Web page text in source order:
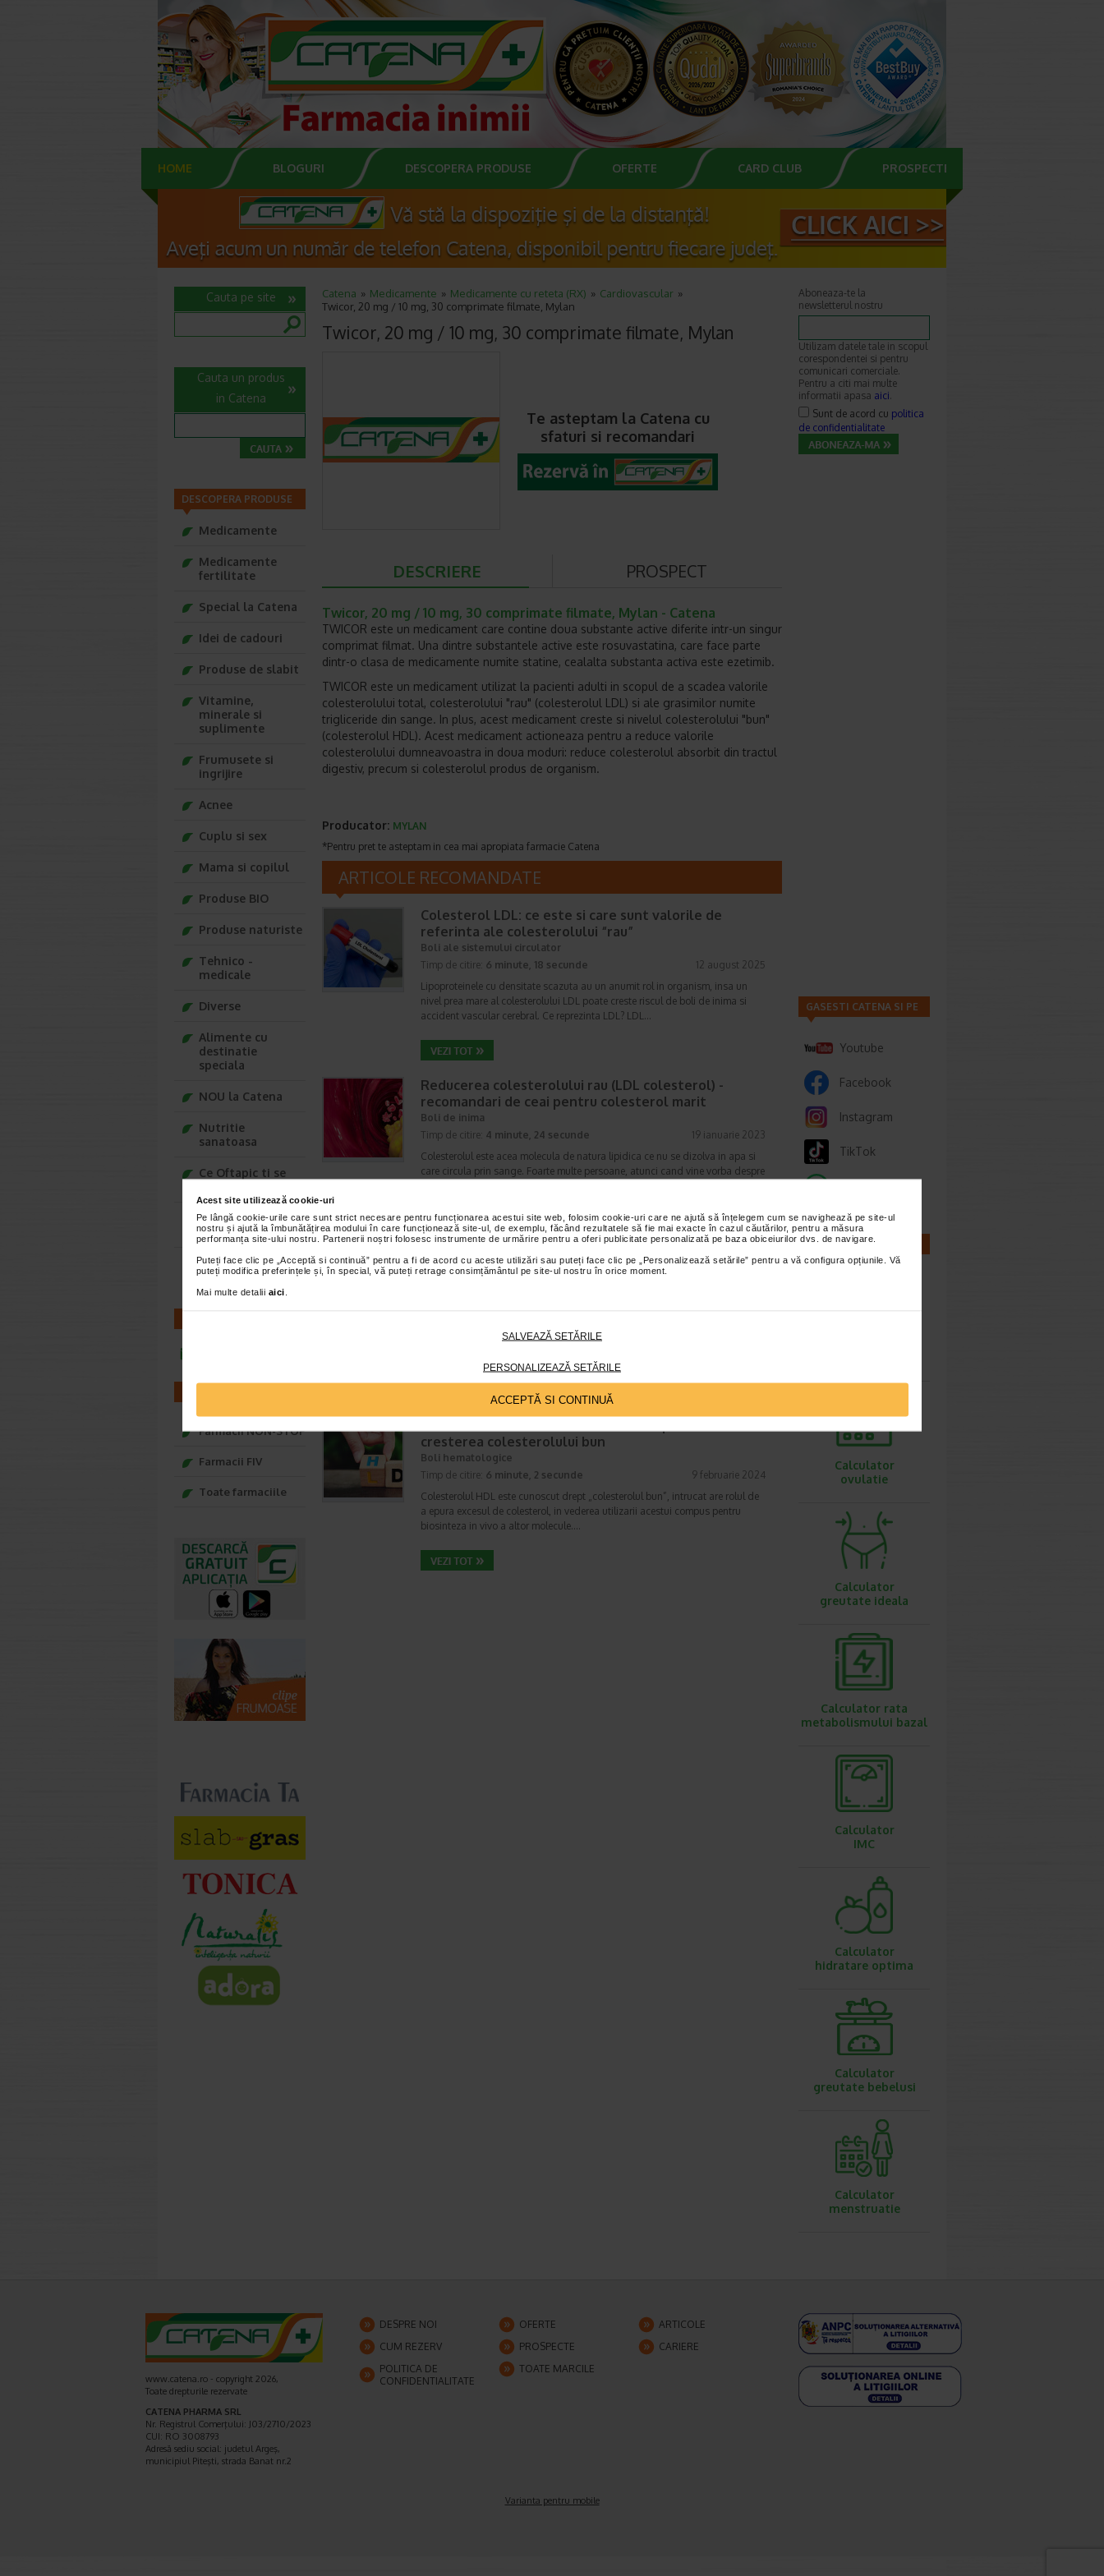
Acest site utilizează cookie-uri
Pe lângă cookie-urile care sunt strict necesare pentru funcționarea acestui site web, folosim cookie-uri care ne ajută să înțelegem cum se navighează pe site-ul
nostru și ajută la îmbunătățirea modului în care funcționează site-ul, de exemplu, făcând rezultatele să fie mai exacte în cazul căutărilor, pentru a măsura
performanța site-ului nostru. Partenerii noștri folosesc instrumente de urmărire pentru a oferi publicitate personalizată pe baza obiceiurilor dvs. de navigare.
Puteți face clic pe „Acceptă si continuă” pentru a fi de acord cu aceste utilizări sau puteți face clic pe „Personalizează setările” pentru a vă configura opțiunile. Vă
puteți modifica preferințele și, în special, vă puteți retrage consimțământul pe site-ul nostru în orice moment.
Mai multe detalii aici
SALVEAZĂ SETĂRILE
PERSONALIZEAZĂ SETĂRILE
ACCEPTĂ SI CONTINUĂ
HOME BLOGURI DESCOPERA PRODUSE OFERTE CARD CLUB PROSPECTE
Catena Medicamente Medicamente cu reteta (RX)
Cardiovascular
Twicor, 20 mg / 10 mg, 30 comprimate filmate, Mylan
Twicor, 20 mg / 10 mg, 30 comprimate filmate, Mylan
Te asteptam la Catena cu
sfaturi si recomandari
DESCRIERE PROSPECT
Twicor, 20 mg / 10 mg, 30 comprimate filmate, Mylan - Catena
TWICOR este un medicament care contine doua substante active diferite intr-un singur
comprimat filmat. Una dintre substantele active este rosuvastatina, care face parte
dintr-o clasa de medicamente numite statine, cealalta substanta activa este ezetimib.
TWICOR este un medicament utilizat la pacienti adulti in scopul de a scadea valorile
colesterolului total, colesterolului "rau" (colesterolul LDL) si ale grasimilor numite
trigliceride din sange. In plus, acest medicament creste si nivelul colesterolului "bun"
(colesterolul HDL). Acest medicament actioneaza pentru a reduce valorile
colesterolului dumneavoastra in doua moduri: reduce colesterolul absorbit din tractul
digestiv, precum si colesterolul produs de organism.
Producator: MYLAN
*Pentru pret te asteptam in cea mai apropiata farmacie Catena
ARTICOLE RECOMANDATE
Colesterol LDL: ce este si care sunt valorile de
referinta ale colesterolului “rau”
Boli ale sistemului circulator
Timp de citire: 6 minute, 18 secunde
12 august 2025
Lipoproteinele cu densitate scazuta au un anumit rol in organism, insa un
nivel prea mare al colesterolului LDL poate creste riscul de boli de inima si
accident vascular cerebral. Ce reprezinta LDL? LDL…
Reducerea colesterolului rau (LDL colesterol) -
recomandari de ceai pentru colesterol marit
Boli de inima
Timp de citire: 4 minute, 24 secunde
19 ianuarie 2023
Colesterolul este acea molecula de natura lipidica ce nu se dizolva in apa si
care circula prin sange. Foarte multe persoane, atunci cand vine vorba despre
Colesterol HDL – ce este, rol, valori de referinta,
recomandari
terminologia medicala si in limbajul comun, este cunoscut drept „colesterolul
cresterea colesterolului bun
Boli hematologice
Timp de citire: 6 minute, 2 secunde
9 februarie 2024
Colesterolul HDL este cunoscut drept „colesterolul bun”, intrucat are rolul de
a epura excesul de colesterol, in vederea utilizarii acestui compus pentru
biosinteza in vivo a altor molecule.…
Cauta pe site
Cauta un produs
in Catena
DESCOPERA PRODUSE
Medicamente
Medicamente
fertilitate
Special la Catena
Idei de cadouri
Produse de slabit
Vitamine,
minerale si
suplimente
Frumusete si
ingrijire
Acnee
Cuplu si sex
Mama si copilul
Produse BIO
Produse naturiste
Tehnico -
medicale
Diverse
Alimente cu
destinatie
speciala
NOU la Catena
Nutritie
sanatoasa
Ce Oftapic ti se
Adora – Adorabili
din prima clipa
Seturi cadou
Baylis&Harding
Farmacii NON-STOP
Farmacii FIV
Toate farmaciile
Aboneaza-te la
newsletterul nostru
Utilizam datele tale in scopul
corespondentei si pentru
comunicari comerciale.
Pentru a citi mai multe
informatii apasa aici.
Sunt de acord cu politica
de confidentialitate
GASESTI CATENA SI PE
Youtube
Facebook
Instagram
TikTok
CALCULATOARE
Calculator
ovulatie
Calculator
greutate ideala
Calculator rata
metabolismului bazal
Calculator
IMC
Calculator
hidratare optima
Calculator
greutate bebelusi
Calculator
menstruatie
www.catena.ro - copyright 2026,
Toate drepturile rezervate
CATENA PHARMA SRL
Nr. Registrul Comerţului: J03/2710/2023
CUI: RO 3008793
Adresă sediu social: judetul Argeş,
municipiul Piteşti, strada Banat nr.2
DESPRE NOI OFERTE
ARTICOLE
CUM REZERV
PROSPECTE
CARIERE
POLITICA DE
CONFIDENTIALITATE
TOATE MARCILE
Varianta pentru mobile